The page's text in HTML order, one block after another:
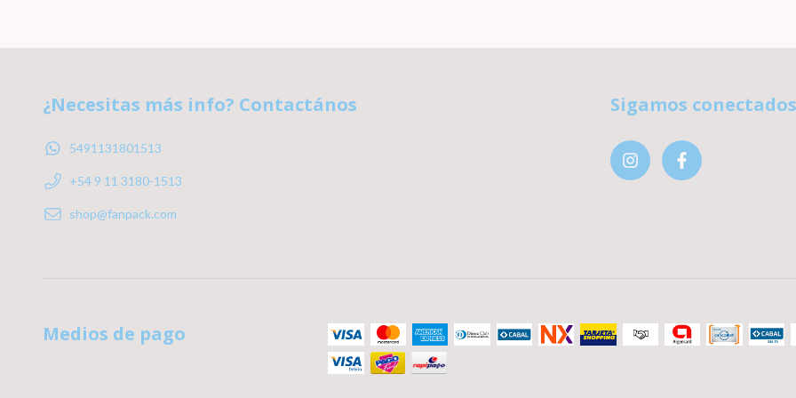
¿Necesitas más info? Contactános
5491131801513
+54 9 11 3180-1513
shop@fanpack.com
Sigamos conectados
Medios de pago